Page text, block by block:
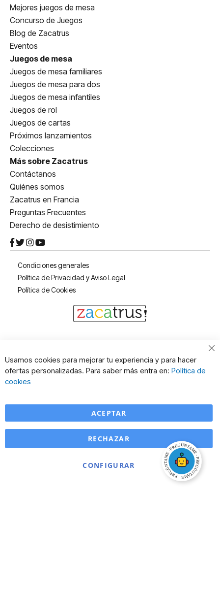
Mejores juegos de mesa
Concurso de Juegos
Blog de Zacatrus
Eventos
Juegos de mesa
Juegos de mesa familiares
Juegos de mesa para dos
Juegos de mesa infantiles
Juegos de rol
Juegos de cartas
Próximos lanzamientos
Colecciones
Más sobre Zacatrus
Contáctanos
Quiénes somos
Zacatrus en Francia
Preguntas Frecuentes
Derecho de desistimiento
Condiciones generales
Política de Privacidad y Aviso Legal
Política de Cookies
Usamos cookies para mejorar tu experiencia y para hacer
ofertas personalizadas. Para saber más entra en: Política de
cookies
ACEPTAR
CONFIGURAR
RECHAZAR